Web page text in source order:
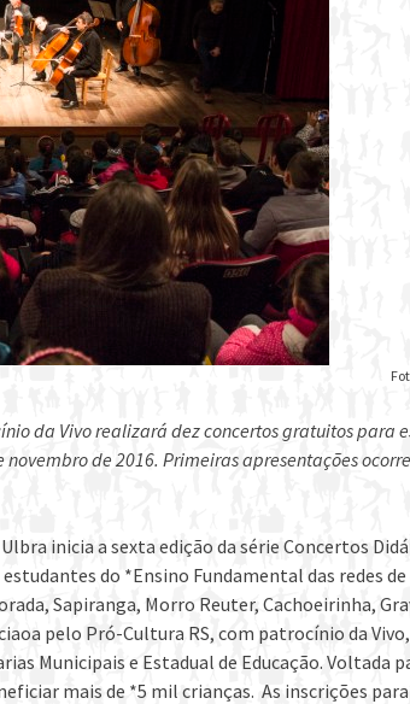
da Vivo realizará dez concertos gratuitos para
de 2016. Primeiras apresentações
inicia a sexta edição da série Concertos
do *Ensino Fundamental das redes de
Sapiranga, Morro Reuter, Cachoeirinha,
pelo Pró-Cultura RS, com patrocínio da
Municipais e Estadual de Educação. Voltada
mais de *5 mil crianças. As inscrições